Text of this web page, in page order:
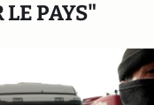
LE PAYS"